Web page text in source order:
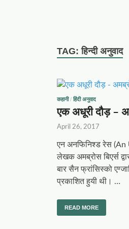
TAG:हिन्दी अनुवाद
कहानी/ हिंदी अनुवाद
एक अधूरी दौड़ –
April 26, 2017
एन अनफिनिश्ड रेस (An
लेखक अमब्रोस बिएर्स
बार सैन फ्रांसिस्को
प्रकाशित हुयी थी। …
READ MORE